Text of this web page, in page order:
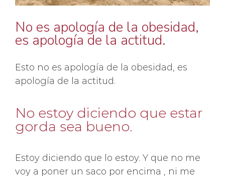
No es apología de la obesidad,
es apología de la actitud.
Esto no es apología de la obesidad, es
apología de la actitud.
No estoy diciendo que estar
gorda sea bueno.
Estoy diciendo que lo estoy. Y que no me
voy a poner un saco por encima , ni me